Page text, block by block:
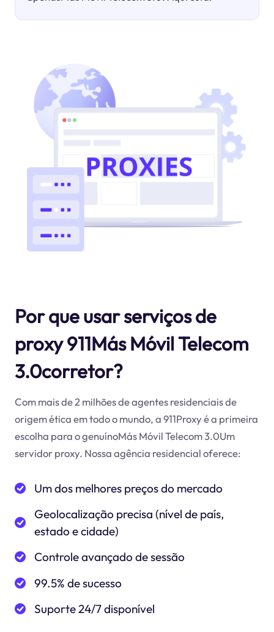
Por que usar serviços de
proxy 911Más Móvil Telecom
3.0corretor?
Com mais de 2 milhões de agentes residenciais de
origem ética em todo o mundo, a 911Proxy é a primeira
escolha para o genuínoMás Móvil Telecom 3.0Um
servidor proxy. Nossa agência residencial oferece:
Um dos melhores preços do mercado
Geolocalização precisa (nível de país,
estado e cidade)
Controle avançado de sessão
99.5% de sucesso
Suporte 24/7 disponível